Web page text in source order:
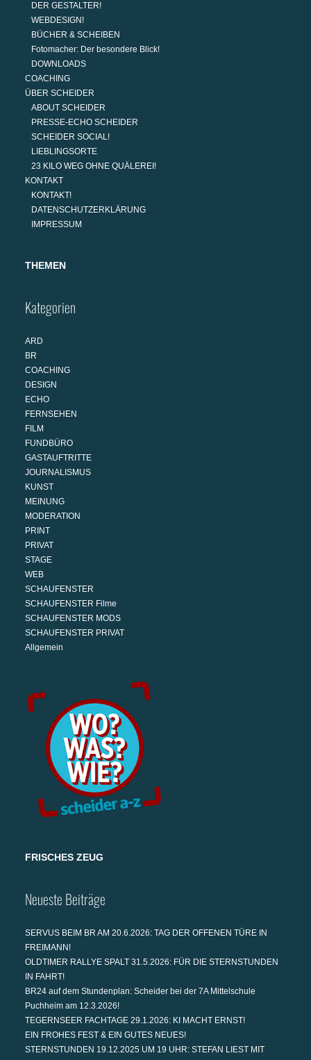
DER GESTALTER!
WEBDESIGN!
BÜCHER & SCHEIBEN
Fotomacher: Der besondere Blick!
DOWNLOADS
COACHING
ÜBER SCHEIDER
ABOUT SCHEIDER
PRESSE-ECHO SCHEIDER
SCHEIDER SOCIAL!
LIEBLINGSORTE
23 KILO WEG OHNE QUÄLEREI!
KONTAKT
KONTAKT!
DATENSCHUTZERKLÄRUNG
IMPRESSUM
THEMEN
Kategorien
ARD
BR
COACHING
DESIGN
ECHO
FERNSEHEN
FILM
FUNDBÜRO
GASTAUFTRITTE
JOURNALISMUS
KUNST
MEINUNG
MODERATION
PRINT
PRIVAT
STAGE
WEB
SCHAUFENSTER
SCHAUFENSTER Filme
SCHAUFENSTER MODS
SCHAUFENSTER PRIVAT
Allgemein
FRISCHES ZEUG
Neueste Beiträge
SERVUS BEIM BR AM 20.6.2026: TAG DER OFFENEN TÜRE IN
FREIMANN!
OLDTIMER RALLYE SPALT 31.5.2026: FÜR DIE STERNSTUNDEN
IN FAHRT!
BR24 auf dem Stundenplan: Scheider bei der 7A Mittelschule
Puchheim am 12.3.2026!
TEGERNSEER FACHTAGE 29.1.2026: KI MACHT ERNST!
EIN FROHES FEST & EIN GUTES NEUES!
STERNSTUNDEN 19.12.2025 UM 19 UHR: STEFAN LIEST MIT